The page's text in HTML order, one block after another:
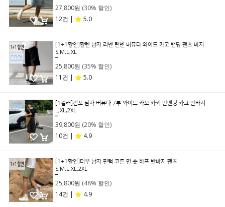
27,800원 (30% 할인)
12건 |
5.0
[1+1할인]할렌 남자 리넨 린넨 버뮤다 와이드 카고 밴딩 팬츠 바지
S,M,L,XL
25,800원 (35% 할인)
11건 |
5.0
[1컬러]컴포 남자 버뮤다 7부 와이드 카모 카키 반밴딩 카고 반바지
L,XL,2XL
39,800원 (20% 할인)
10건 |
4.9
[1+1할인]터부 남자 핀턱 코튼 면 숏 하프 반바지 팬츠
S,M,L,XL,2XL
25,800원 (48% 할인)
14건 |
4.9